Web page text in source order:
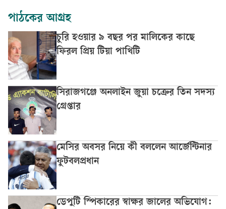
পাঠকের আগ্রহ
চুরি হওয়ার ৯ বছর পর মালিকের কাছে
ফিরল প্রিয় টিয়া পাখিটি
সিরাজগঞ্জে অনলাইন জুয়া চক্রের তিন সদস্য
গ্রেপ্তার
মেসির অবসর নিয়ে কী বললেন আর্জেন্টিনার
ফুটবলপ্রধান
ডেপুটি স্পিকারের স্বাক্ষর জালের অভিযোগ: